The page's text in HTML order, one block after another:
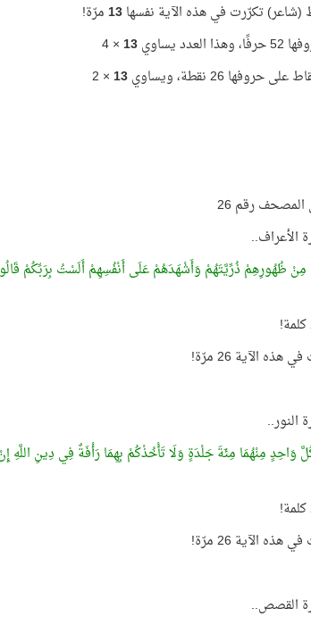
تكرّرت في هذه الآية نفسها13مرّة!
يساوي
13
× 4
26 نقطة، ويساوي
13
× 2
رقم 26
الأعراف..
ظُهُورِهِمْ ذُرِّيَّتَهُمْ وَأَشْهَدَهُمْ عَلَى أَنْفُسِهِمْ أَلَسْتُ بِرَبِّكُمْ قَالُوا
الآية 26 مرّة!
النور..
كُلَّ وَاحِدٍ مِنْهُمَا مِئَةَ جَلْدَةٍ وَلَا تَأْخُذْكُمْ بِهِمَا رَأْفَةٌ فِي دِينِ
الآية 26 مرّة!
القصص..